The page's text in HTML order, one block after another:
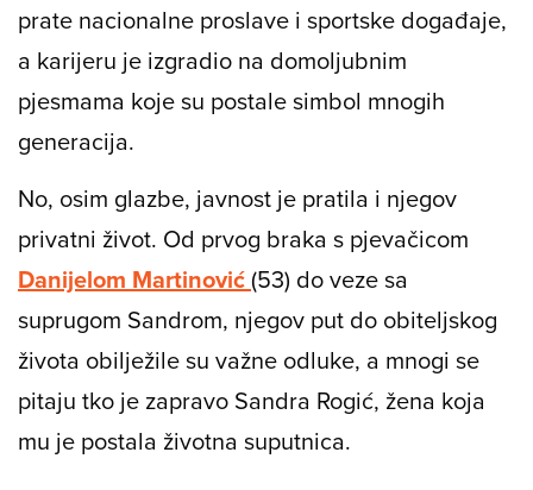
prate nacionalne proslave i sportske događaje,
a karijeru je izgradio na domoljubnim
pjesmama koje su postale simbol mnogih
generacija.
No, osim glazbe, javnost je pratila i njegov
privatni život. Od prvog braka s pjevačicom
Danijelom Martinović(53) do veze sa
suprugom Sandrom, njegov put do obiteljskog
života obilježile su važne odluke, a mnogi se
pitaju tko je zapravo Sandra Rogić, žena koja
mu je postala životna suputnica.